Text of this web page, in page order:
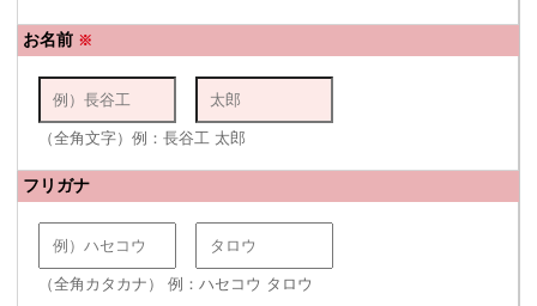
お名前 ※
（全角文字）例：長谷工 太郎
フリガナ
（全角カタカナ） 例：ハセコウ タロウ